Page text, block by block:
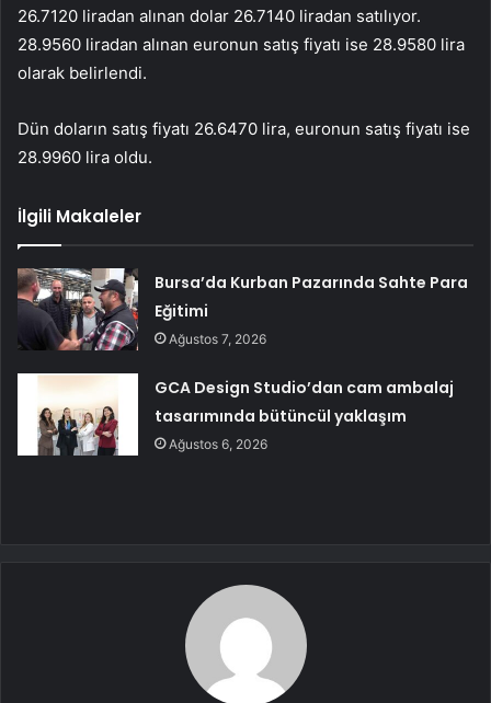
26.7120 liradan alınan dolar 26.7140 liradan satılıyor.
28.9560 liradan alınan euronun satış fiyatı ise 28.9580 lira
olarak belirlendi.
Dün doların satış fiyatı 26.6470 lira, euronun satış fiyatı ise
28.9960 lira oldu.
İlgili Makaleler
Bursa’da Kurban Pazarında Sahte Para
Eğitimi
Ağustos 7, 2026
GCA Design Studio’dan cam ambalaj
tasarımında bütüncül yaklaşım
Ağustos 6, 2026